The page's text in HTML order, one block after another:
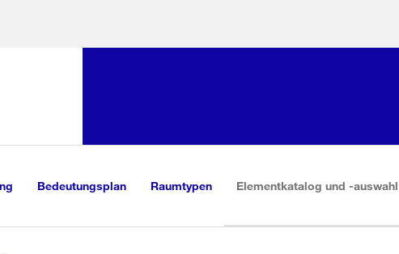
Bedeutungsplan Raumtypen Elementkatalog und -auswahl